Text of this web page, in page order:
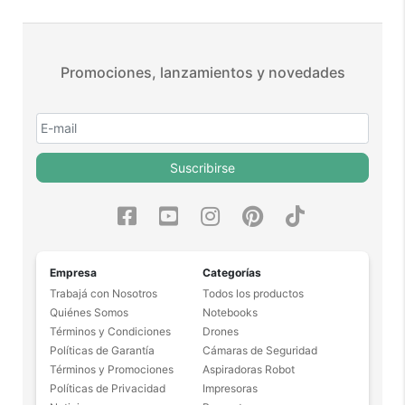
Promociones, lanzamientos y novedades
Suscribirse
Empresa
Trabajá con Nosotros
Quiénes Somos
Términos y Condiciones
Políticas de Garantía
Términos y Promociones
Políticas de Privacidad
Categorías
Todos los productos
Notebooks
Drones
Cámaras de Seguridad
Aspiradoras Robot
Impresoras